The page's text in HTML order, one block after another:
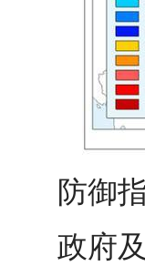
防御
政府